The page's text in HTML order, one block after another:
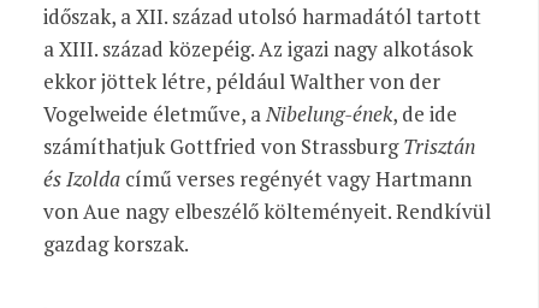
időszak, a XII. század utolsó harmadától tartott
a XIII. század közepéig. Az igazi nagy alkotások
ekkor jöttek létre, például Walther von der
Vogelweide életműve, aNibelung-ének, de ide
számíthatjuk Gottfried von StrassburgTrisztán
és Izoldacímű verses regényét vagy Hartmann
von Aue nagy elbeszélő költeményeit. Rendkívül
gazdag korszak.